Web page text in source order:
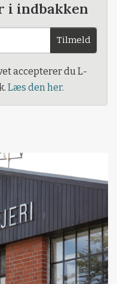
i indbakken
Tilmeld
accepterer du L-
Læs den her.